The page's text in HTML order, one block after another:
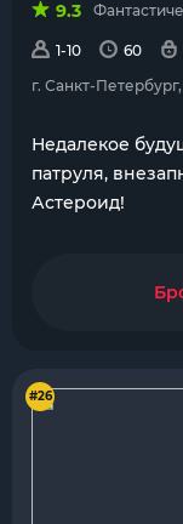
9.3
1-10 60
г. Санкт-
Недалекое
патруля,
Астероид!
#26